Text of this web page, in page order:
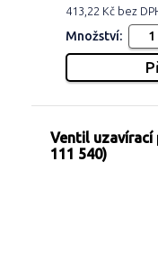
413,22 Kč bez
Množství:
Ventil uzavírací
111 540)